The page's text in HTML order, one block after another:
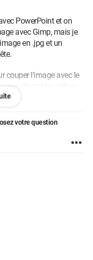
PowerPoint et on
avec Gimp, mais je
en .jpg et un
couper l'image avec le
séparer les pièces.
votre question